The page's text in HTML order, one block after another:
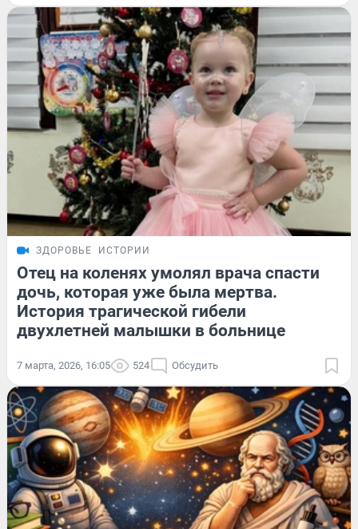
ЗДОРОВЬЕ ИСТОРИИ
Отец на коленях умолял врача спасти
дочь, которая уже была мертва.
История трагической гибели
двухлетней малышки в больнице
7 марта, 2026, 16:05 524 Обсудить